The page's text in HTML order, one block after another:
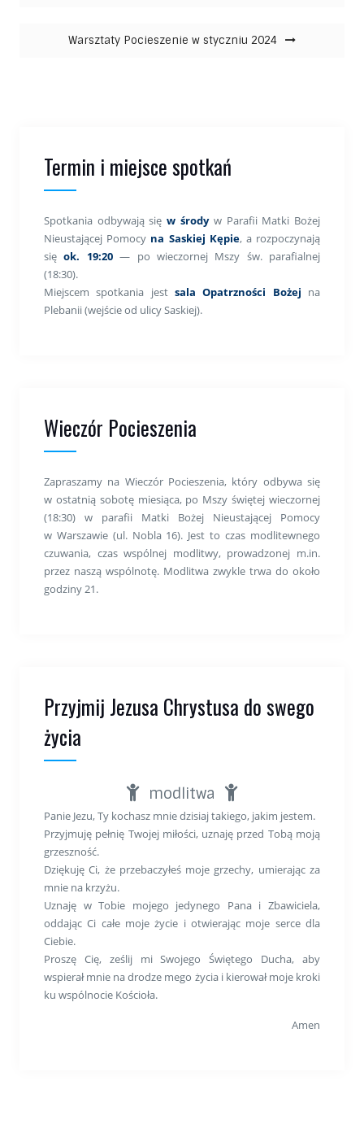
Warsztaty Pocieszenie w styczniu 2024
Termin i miejsce spotkań
Spotkania odbywają sięw środyw Parafii Matki Bożej
Nieustającej Pomocy na Saskiej Kępie, a rozpoczynają
sięok. 19:20— po wieczornej Mszy św. parafialnej
(18:30).
Miejscem spotkania jest sala Opatrzności Bożej na
Plebanii (wejście od ulicy Saskiej).
Wieczór Pocieszenia
Zapraszamy na Wieczór Pocieszenia, który odbywa się
w ostatnią sobotę miesiąca, po Mszy świętej wieczornej
(18:30) w parafii Matki Bożej Nieustającej Pomocy
w Warszawie (ul. Nobla 16). Jest to czas modlitewnego
czuwania, czas wspólnej modlitwy, prowadzonej m.in.
przez naszą wspólnotę. Modlitwa zwykle trwa do około
godziny 21.
Przyjmij Jezusa Chrystusa do swego
życia
modlitwa
Panie Jezu, Ty kochasz mnie dzisiaj takiego, jakim jestem.
Przyjmuję pełnię Twojej miłości, uznaję przed Tobą moją
grzeszność.
Dziękuję Ci, że przebaczyłeś moje grzechy, umierając za
mnie na krzyżu.
Uznaję w Tobie mojego jedynego Pana i Zbawiciela,
oddając Ci całe moje życie i otwierając moje serce dla
Ciebie.
Proszę Cię, ześlij mi Swojego Świętego Ducha, aby
wspierał mnie na drodze mego życia i kierował moje kroki
ku wspólnocie Kościoła.
Amen